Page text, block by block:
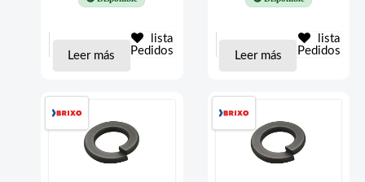
Leer más
lista
Pedidos
Leer más
lista
Pedidos